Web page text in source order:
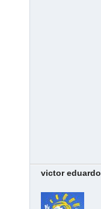
victor eduardo